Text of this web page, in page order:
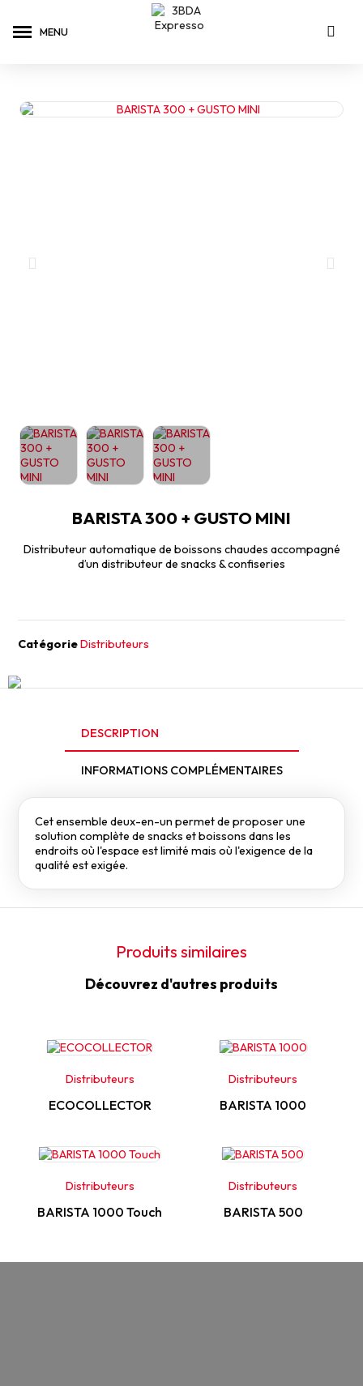
BARISTA 300 + GUSTO MINI
Distributeur automatique de boissons chaudes accompagné
d’un distributeur de snacks & confiseries
CatégorieDistributeurs
DESCRIPTION
INFORMATIONS COMPLÉMENTAIRES
Cet ensemble deux-en-un permet de proposer une
solution complète de snacks et boissons dans les
endroits où l'espace est limité mais où l'exigence de la
qualité est exigée.
Produits similaires
Découvrez d'autres produits
Distributeurs
ECOCOLLECTOR
Distributeurs
BARISTA 1000
Distributeurs
BARISTA 1000 Touch
Distributeurs
BARISTA 500